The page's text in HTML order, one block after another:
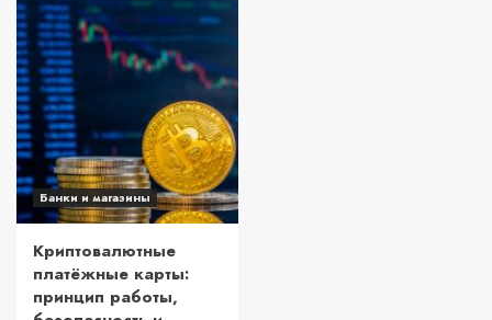
Банки и магазины
Криптовалютные
платёжные карты:
принцип работы,